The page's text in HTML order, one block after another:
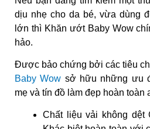
dịu nhẹ cho da bé, vừa dùng
lớn thì Khăn ướt Baby Wow
hảo.
Được bảo chứng bởi các tiêu
Baby Wow sở hữu những ưu
mẹ và tín đồ làm đẹp hoàn toàn
Chất liệu vải không dệt